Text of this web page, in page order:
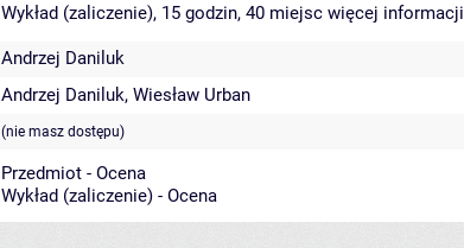
Wykład (zaliczenie), 15 godzin, 40 miejsc więcej informacji
Andrzej Daniluk
Andrzej Daniluk, Wiesław Urban
(nie masz dostępu)
Przedmiot - Ocena
Wykład (zaliczenie) - Ocena